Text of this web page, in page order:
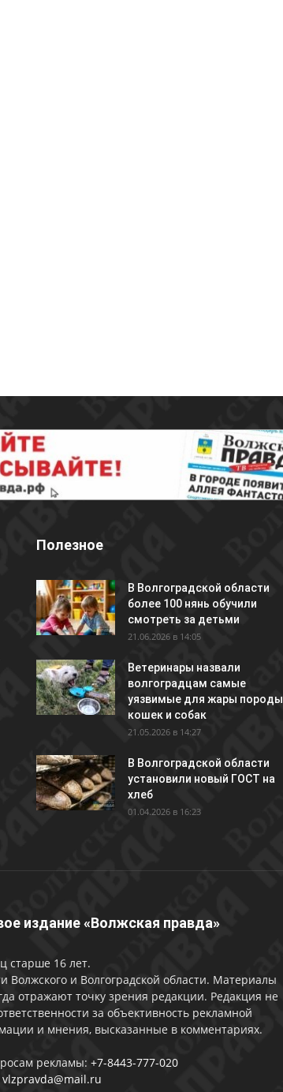
Полезное
В Волгоградской области
более 100 нянь обучили
смотреть за детьми
21.06.2026 в 14:05
Ветеринары назвали
волгоградцам самые
уязвимые для жары породы
кошек и собак
21.05.2026 в 14:27
В Волгоградской области
установили новый ГОСТ на
хлеб
01.04.2026 в 16:23
издание «Волжская правда»
старше 16 лет.
Волжского и Волгоградской области. Материалы
отражают точку зрения редакции. Редакция не
за объективность рекламной
и мнения, высказанные в комментариях.
рекламы: +7-8443-777-020
vlzpravda@mail.ru